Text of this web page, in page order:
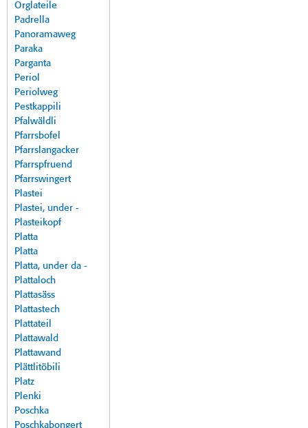
Orglateile
Padrella
Panoramaweg
Paraka
Parganta
Periol
Periolweg
Pestkappili
Pfalwäldli
Pfarrsbofel
Pfarrslangacker
Pfarrspfruend
Pfarrswingert
Plastei
Plastei, under -
Plasteikopf
Platta
Platta
Platta, under da -
Plattaloch
Plattasäss
Plattastech
Plattateil
Plattawald
Plattawand
Plättlitöbili
Platz
Plenki
Poschka
Poschkabongert